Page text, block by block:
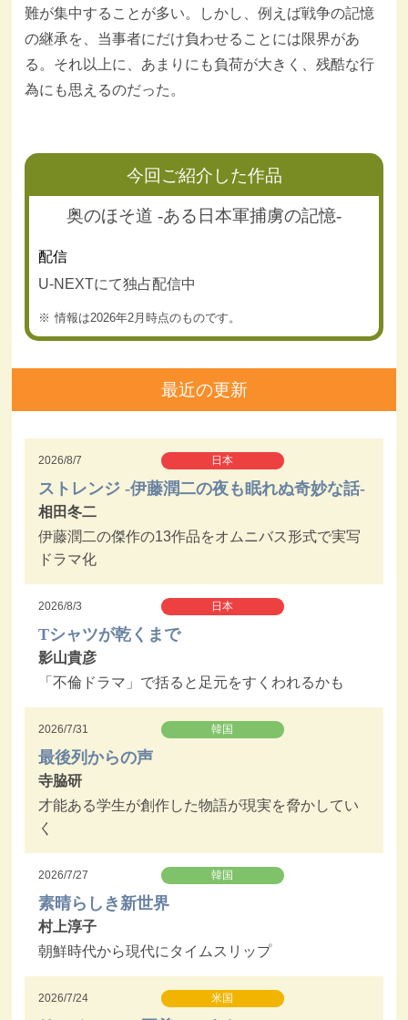
難が集中することが多い。しかし、例えば戦争の記憶
の継承を、当事者にだけ負わせることには限界があ
る。それ以上に、あまりにも負荷が大きく、残酷な行
為にも思えるのだった。
今回ご紹介した作品
奥のほそ道 -ある日本軍捕虜の記憶-
配信
U-NEXTにて独占配信中
情報は2026年2月時点のものです。
最近の更新
2026/8/7 日本
ストレンジ -伊藤潤二の夜も眠れぬ奇妙な話-
相田冬二
伊藤潤二の傑作の13作品をオムニバス形式で実写
ドラマ化
2026/8/3 日本
Tシャツが乾くまで
影山貴彦
「不倫ドラマ」で括ると足元をすくわれるかも
2026/7/31 韓国
最後列からの声
寺脇研
才能ある学生が創作した物語が現実を脅かしてい
く
2026/7/27 韓国
素晴らしき新世界
村上淳子
朝鮮時代から現代にタイムスリップ
2026/7/24 米国